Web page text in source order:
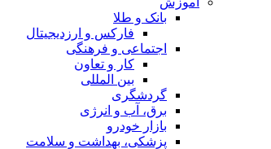
بانک و طلا
فارکس و ارزدیجیتال
اجتماعی و فرهنگی
کار و تعاون
بین المللی
گردشگری
برق، آب و انرژی
بازار خودرو
پزشکی، بهداشت و سلامت